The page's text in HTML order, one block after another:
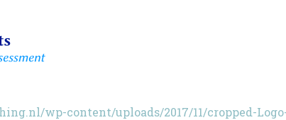
wp-content/uploads/2017/11/cropped-